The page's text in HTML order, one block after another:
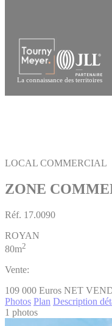
La connaissance des territoires
LOCAL COMMERCIAL
ZONE
Réf. 17.0090
ROYAN
80m2
Vente:
109 000 Euros NET
Photos Plan Description
1 photos